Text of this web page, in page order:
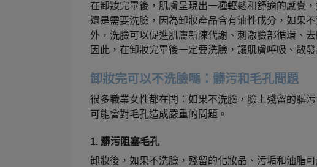
在卸妝完畢後，肌膚呈現出一種輕鬆和舒適的感覺
還是需要洗臉，因為卸妝產品含有油性成分，如果
外，洗臉可以促進肌膚新陳代謝、刺激臉部循環、
因此，在卸妝完畢後一定要洗臉，讓肌膚呼吸、散發
卸妝完可以不洗臉嗎：髒污和毛孔問題
很多職業女性都在問：如果不洗臉，臉上殘留的髒
可能會對毛孔造成嚴重的問題。
1. 髒污阻塞毛孔
卸妝後，如果不洗臉，殘留的化妝品、污垢和油脂